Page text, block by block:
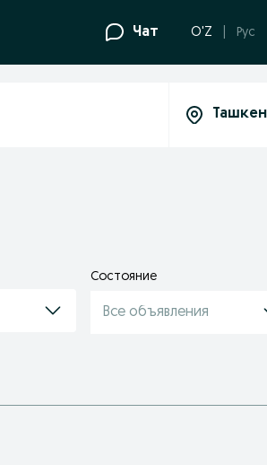
Чат O'Z Рус
Состояние
Все объявления